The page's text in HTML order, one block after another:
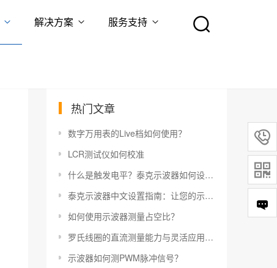
解决方案 服务支持
热门文章
数字万用表的Live档如何使用？
LCR测试仪如何校准
什么是触发电平？泰克示波器如何设置触发电平？
泰克示波器中文设置指南：让您的示波器更易于使用
如何使用示波器测量占空比？
罗氏线圈的直流测量能力与灵活应用指南
示波器如何测PWM脉冲信号？

